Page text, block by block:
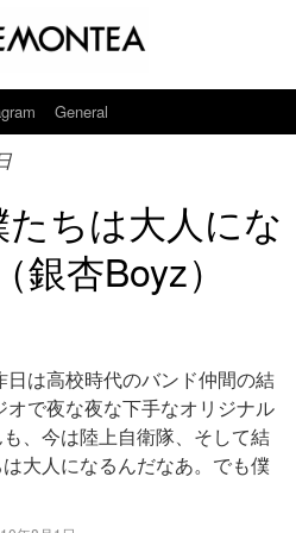
General
ちは大人にな
杏Boyz）
日は高校時代のバンド仲間の結
で夜な夜な下手なオリジナル
、今は陸上自衛隊、そして結
大人になるんだなあ。でも僕